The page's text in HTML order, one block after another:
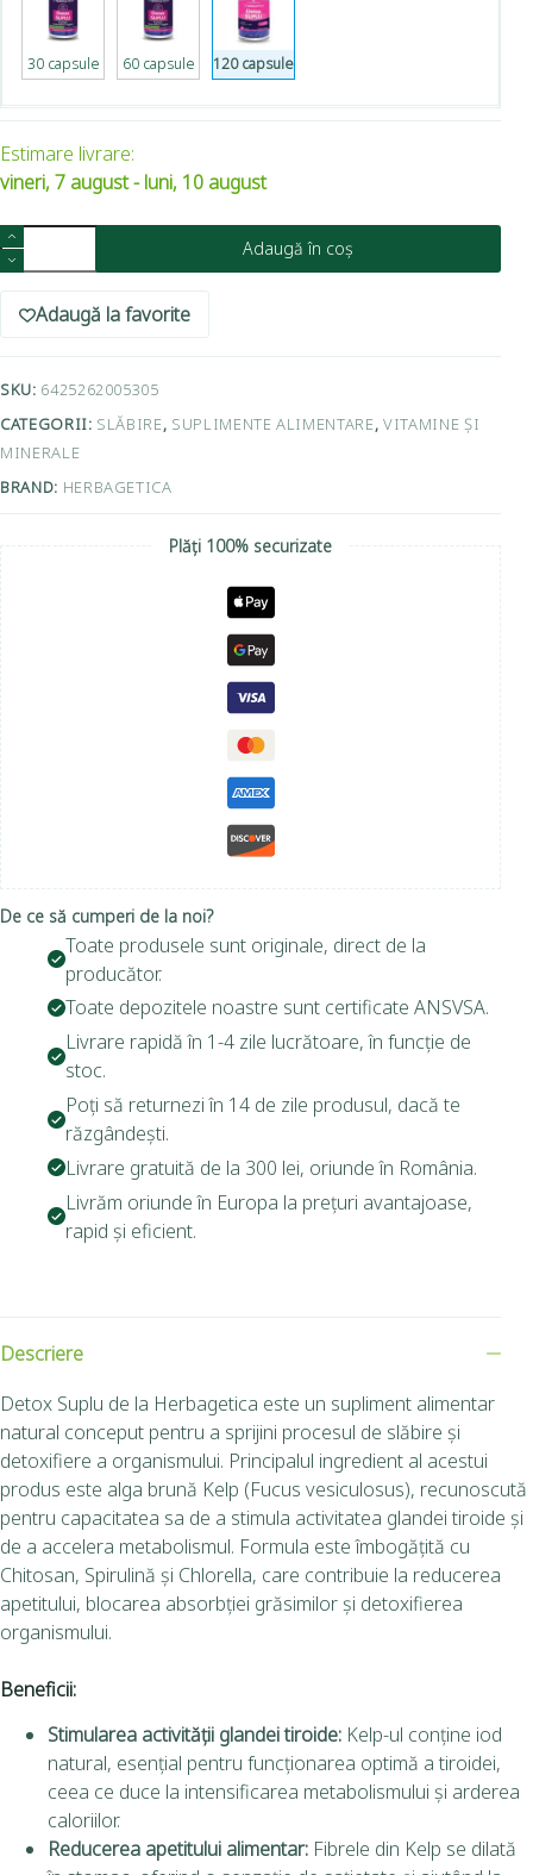
30 capsule 60 capsule 120 capsule
Estimare livrare:
vineri, 7 august - luni, 10 august
Adaugă în coș
Adaugă la favorite
SKU: 6425262005305
CATEGORII: SLĂBIRE, SUPLIMENTE ALIMENTARE, VITAMINE ȘI
MINERALE
BRAND: HERBAGETICA
Plăți 100% securizate
De ce să cumperi de la noi?
Toate produsele sunt originale, direct de la
producător.
Toate depozitele noastre sunt certificate ANSVSA.
Livrare rapidă în 1-4 zile lucrătoare, în funcție de
stoc.
Poți să returnezi în 14 de zile produsul, dacă te
răzgândești.
Livrare gratuită de la 300 lei, oriunde în România.
Livrăm oriunde în Europa la prețuri avantajoase,
rapid și eficient.
Descriere
Detox Suplu de la Herbagetica este un supliment alimentar
natural conceput pentru a sprijini procesul de slăbire și
detoxifiere a organismului. Principalul ingredient al acestui
produs este alga brună Kelp (Fucus vesiculosus), recunoscută
pentru capacitatea sa de a stimula activitatea glandei tiroide și
de a accelera metabolismul. Formula este îmbogățită cu
Chitosan, Spirulină și Chlorella, care contribuie la reducerea
apetitului, blocarea absorbției grăsimilor și detoxifierea
organismului.
Beneficii:
Stimularea activității glandei tiroide: Kelp-ul conține iod
natural, esențial pentru funcționarea optimă a tiroidei,
ceea ce duce la intensificarea metabolismului și arderea
caloriilor.
Reducerea apetitului alimentar: Fibrele din Kelp se dilată